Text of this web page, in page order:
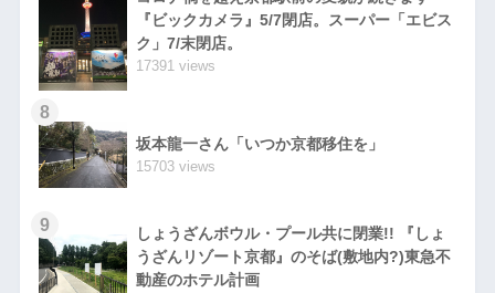
『ビックカメラ』5/7閉店。スーパー「エビス
ク」7/末閉店。
17391 views
8
坂本龍一さん「いつか京都移住を」
15703 views
9
しょうざんボウル・プール共に閉業!! 『しょ
うざんリゾート京都』のそば(敷地内?)東急不
動産のホテル計画